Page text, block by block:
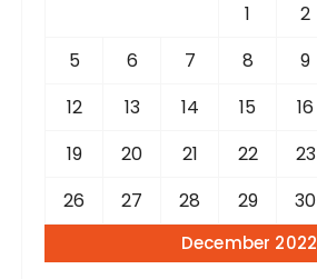
December 2022
1
2
5
6 7 8 9
12
13 14 15 16
19
20 21 22 23
26
27 28 29 30